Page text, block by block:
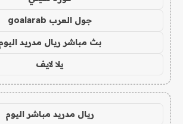
جول العرب goalarab
بث مباشر ريال مدريد
يلا لايف
ريال مدريد مباشر اليوم